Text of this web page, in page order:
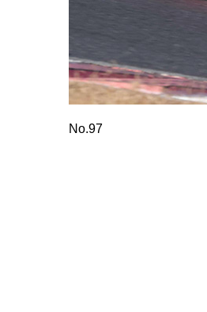
No.97